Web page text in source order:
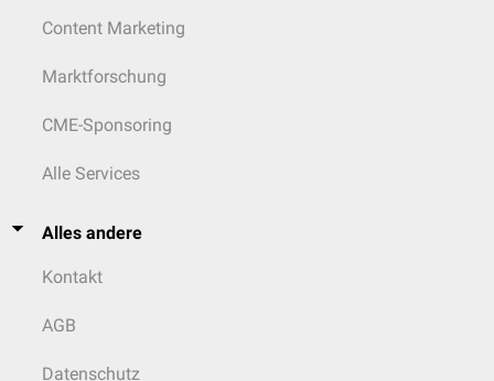
Content Marketing
Marktforschung
CME-Sponsoring
Alle Services
Alles andere
Kontakt
AGB
Datenschutz